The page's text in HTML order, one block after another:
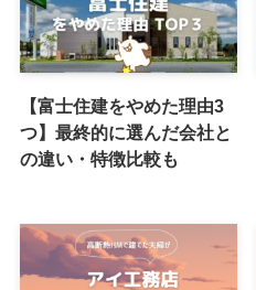
【富士住建をやめた理由3
つ】最終的に選んだ会社と
の違い・特徴比較も